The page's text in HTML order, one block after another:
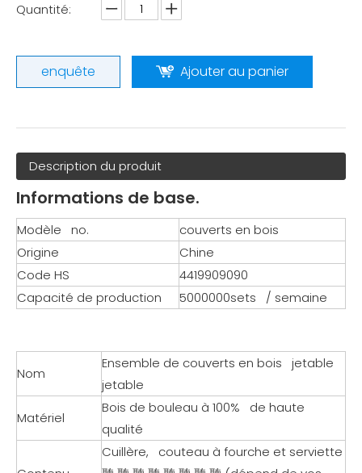
Quantité:
enquête Ajouter au panier
Description du produit
Informations de base.
Modèle no.
couverts en bois
Origine
Chine
Code HS
4419909090
Capacité de production
5000000sets / semaine
Nom
Ensemble de couverts en bois jetable
jetable
Matériel
Bois de bouleau à 100% de haute
qualité
Cuillère, couteau à fourche et serviette